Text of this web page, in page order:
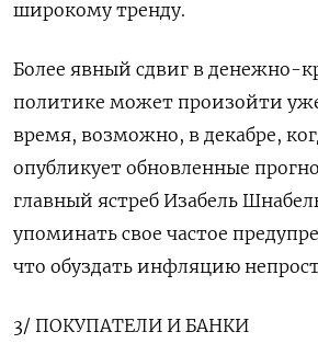
широкому тренду.
Более явный сдвиг в денежно-
политике может произойти
время, возможно, в декабре,
опубликует обновленные
главный ястреб Изабель
упоминать свое частое
что обуздать инфляцию
3/ ПОКУПАТЕЛИ И БАНКИ